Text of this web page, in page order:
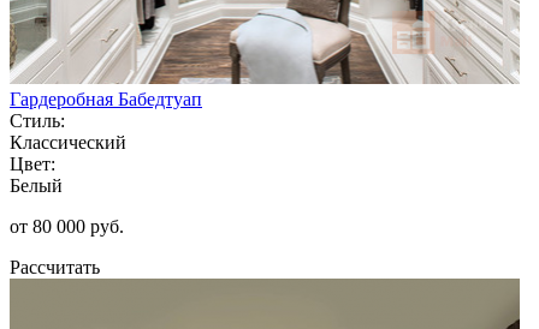
Гардеробная Бабедтуап
Стиль:
Классический
Цвет:
Белый
от 80 000 руб.
Рассчитать